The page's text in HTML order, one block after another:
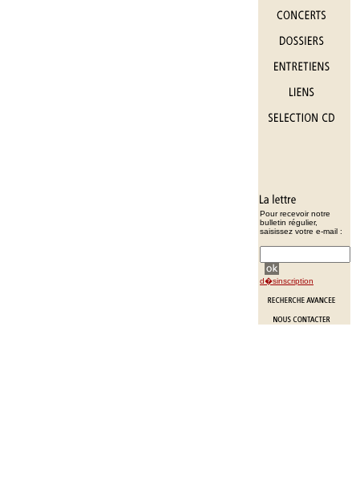
Pour recevoir notre
bulletin régulier,
saisissez votre e-mail :
d�sinscription